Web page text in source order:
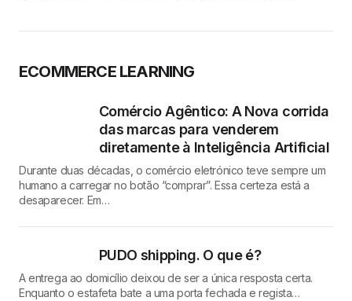
ECOMMERCE LEARNING
Comércio Agêntico: A Nova corrida
das marcas para venderem
diretamente à Inteligência Artificial
Durante duas décadas, o comércio eletrónico teve sempre um
humano a carregar no botão “comprar”. Essa certeza está a
desaparecer. Em…
PUDO shipping. O que é?
A entrega ao domicílio deixou de ser a única resposta certa.
Enquanto o estafeta bate a uma porta fechada e regista…